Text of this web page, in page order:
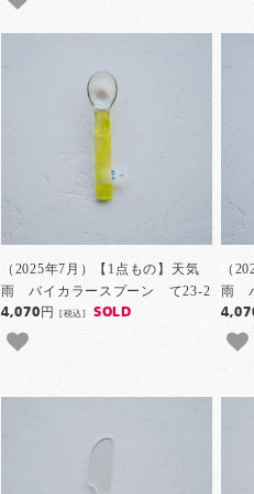
（2025年7月）【1点もの】天気
雨 バイカラースプーン て23-2
4,070円[税込] SOLD
（
雨